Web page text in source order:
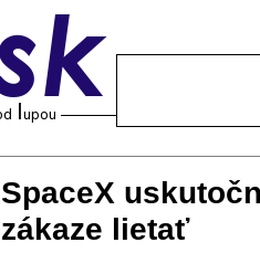
SpaceX
zákaze lietať